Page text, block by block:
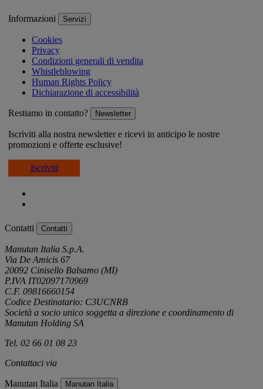
Informazioni Servizi
Cookies
Privacy
Condizioni generali di vendita
Whistleblowing
Human Rights Policy
Dichiarazione di accessibilità
Restiamo in contatto? Newsletter
Iscriviti alla nostra newsletter e ricevi in anticipo le nostre
promozioni e offerte esclusive!
Iscriviti
Contatti Contatti
Manutan Italia S.p.A.
Via De Amicis 67
20092 Cinisello Balsamo (MI)
P.IVA IT02097170969
C.F. 09816660154
Codice Destinatario: C3UCNRB
Società a socio unico soggetta a direzione e coordinamento di
Manutan Holding SA
Tel. 02 66 01 08 23
Contattaci via
Manutan Italia Manutan Italia